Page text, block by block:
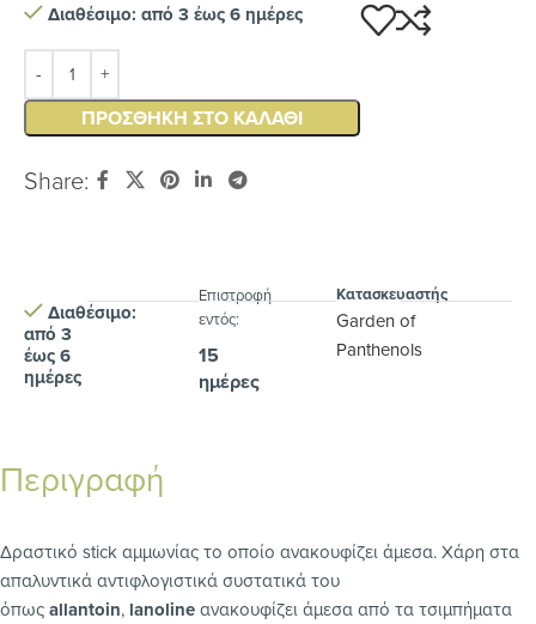
Διαθέσιμο: από 3 έως 6 ημέρες
ΠΡΟΣΘΉΚΗ ΣΤΟ ΚΑΛΆΘΙ
Share:
Διαθέσιμο:
από 3
έως 6
ημέρες
Eπιστροφή
εντός:
15
ημέρες
Κατασκευαστής
Garden of
Panthenols
Περιγραφή
Δραστικό stick αμμωνίας το οποίο ανακουφίζει άμεσα. Xάρη στα
απαλυντικά αντιφλογιστικά συστατικά του
όπωςallantoin, lanolineανακουφίζει άμεσα από τα τσιμπήματα